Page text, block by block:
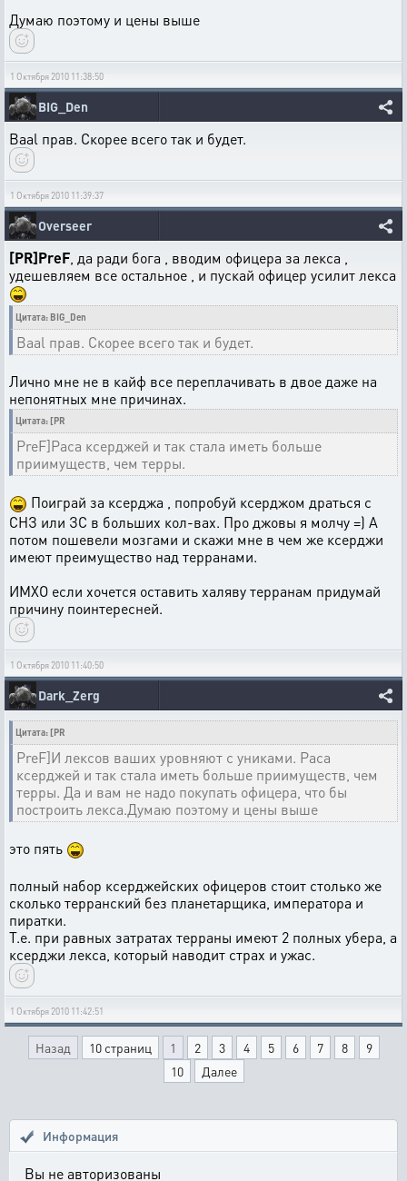
Думаю поэтому и цены выше
1 Октября 2010 11:38:50
BIG_Den
Baal прав. Скорее всего так и будет.
1 Октября 2010 11:39:37
Overseer
[PR]PreF , да ради бога , вводим офицера за лекса ,
удешевляем все остальное , и пускай офицер усилит лекса
Цитата: BIG_Den
Baal прав. Скорее всего так и будет.
Лично мне не в кайф все переплачивать в двое даже на
непонятных мне причинах.
Цитата: [PR
PreF]Раса ксерджей и так стала иметь больше
приимуществ, чем терры.
Поиграй за ксерджа , попробуй ксерджом драться с
СНЗ или ЗС в больших кол-вах. Про джовы я молчу =) А
потом пошевели мозгами и скажи мне в чем же ксерджи
имеют преимущество над терранами.
ИМХО если хочется оставить халяву терранам придумай
причину поинтересней.
1 Октября 2010 11:40:50
Dark_Zerg
Цитата: [PR
PreF]И лексов ваших уровняют с униками. Раса
ксерджей и так стала иметь больше приимуществ, чем
терры. Да и вам не надо покупать офицера, что бы
построить лекса.Думаю поэтому и цены выше
это пять
полный набор ксерджейских офицеров стоит столько же
сколько терранский без планетарщика, императора и
пиратки.
Т.е. при равных затратах терраны имеют 2 полных убера, а
ксерджи лекса, который наводит страх и ужас.
1 Октября 2010 11:42:51
Назад 10 страниц 1 2 3 4 5 6 7 8
9
10
Далее
Информация
Вы не авторизованы